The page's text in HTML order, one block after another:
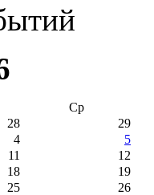
Ср
28
29
4
5
11
12
18
19
25
26